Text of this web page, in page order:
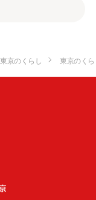
東京のくらし 東京のく